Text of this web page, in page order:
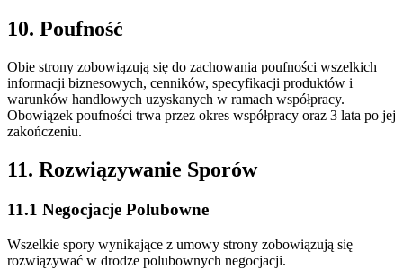
10. Poufność
Obie strony zobowiązują się do zachowania poufności wszelkich
informacji biznesowych, cenników, specyfikacji produktów i
warunków handlowych uzyskanych w ramach współpracy.
Obowiązek poufności trwa przez okres współpracy oraz 3 lata po jej
zakończeniu.
11. Rozwiązywanie Sporów
11.1 Negocjacje Polubowne
Wszelkie spory wynikające z umowy strony zobowiązują się
rozwiązywać w drodze polubownych negocjacji.